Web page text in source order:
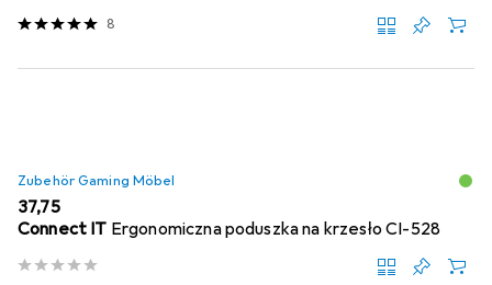
8
Zubehör Gaming Möbel
EUR
37,75
Connect IT Ergonomiczna poduszka na krzesło CI-528